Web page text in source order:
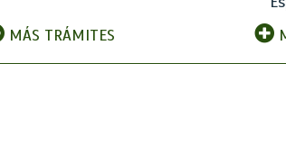
MÁS TRÁMITES